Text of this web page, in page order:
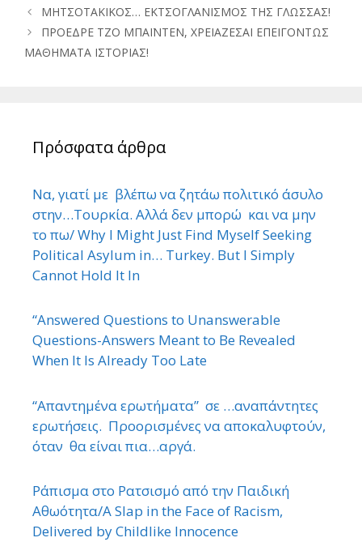
ΜΗΤΣΟΤΑΚΙΚΟΣ… ΕΚΤΣΟΓΛΑΝΙΣΜΟΣ ΤΗΣ ΓΛΩΣΣΑΣ!
ΠΡΟΕΔΡΕ ΤΖΟ ΜΠΑΪΝΤΕΝ, ΧΡΕΙΑΖΕΣΑΙ ΕΠΕΙΓΟΝΤΩΣ
ΜΑΘΗΜΑΤΑ ΙΣΤΟΡΙΑΣ!
Πρόσφατα άρθρα
Να, γιατί με βλέπω να ζητάω πολιτικό άσυλο
στην…Τουρκία. Αλλά δεν μπορώ και να μην
το πω/ Why I Might Just Find Myself Seeking
Political Asylum in… Turkey. But I Simply
Cannot Hold It In
“Answered Questions to Unanswerable
Questions-Answers Meant to Be Revealed
When It Is Already Too Late
“Απαντημένα ερωτήματα” σε …αναπάντητες
ερωτήσεις. Προορισμένες να αποκαλυφτούν,
όταν θα είναι πια…αργά.
Ράπισμα στο Ρατσισμό από την Παιδική
Αθωότητα/A Slap in the Face of Racism,
Delivered by Childlike Innocence